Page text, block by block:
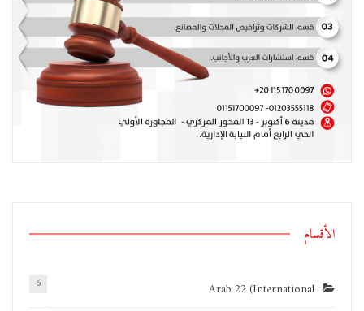
الأقسام
Arab 22 (International
6